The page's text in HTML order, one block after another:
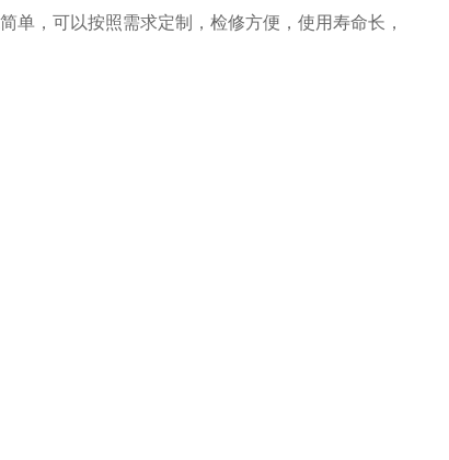
单，可以按照需求定制，检修方便，使用寿命长，